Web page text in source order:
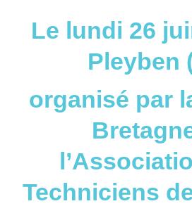
Le lundi 26
Pleyben
organisé par
Techniciens